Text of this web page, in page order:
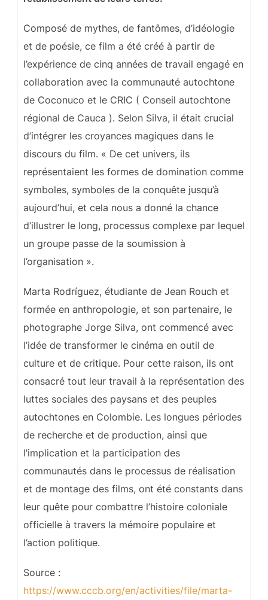
Composé de mythes, de fantômes, d’idéologie
et de poésie, ce film a été créé à partir de
l’expérience de cinq années de travail engagé en
collaboration avec la communauté autochtone
de Coconuco et le CRIC ( Conseil autochtone
régional de Cauca ). Selon Silva, il était crucial
d’intégrer les croyances magiques dans le
discours du film. « De cet univers, ils
représentaient les formes de domination comme
symboles, symboles de la conquête jusqu’à
aujourd’hui, et cela nous a donné la chance
d’illustrer le long, processus complexe par lequel
un groupe passe de la soumission à
l’organisation ».
Marta Rodríguez, étudiante de Jean Rouch et
formée en anthropologie, et son partenaire, le
photographe Jorge Silva, ont commencé avec
l’idée de transformer le cinéma en outil de
culture et de critique. Pour cette raison, ils ont
consacré tout leur travail à la représentation des
luttes sociales des paysans et des peuples
autochtones en Colombie. Les longues périodes
de recherche et de production, ainsi que
l’implication et la participation des
communautés dans le processus de réalisation
et de montage des films, ont été constants dans
leur quête pour combattre l’histoire coloniale
officielle à travers la mémoire populaire et
l’action politique.
Source :
https://www.cccb.org/en/activities/file/marta-